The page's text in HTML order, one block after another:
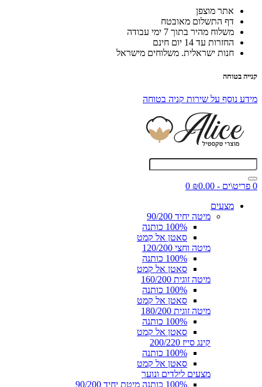
אתר מוצפן
דף התשלום מאובטח
משלוח מהיר בתוך 7 ימי עבודה
החזרות עד 14 יום חינם
חנות ישראלית. משלוחים מישראל
קנייה בטוחה
מידע נוסף על שירות קניה בטוחה
0 פריט\ים - ₪0.00
0
מצעים
מיטה יחיד 90/200
100% כותנה
סאטן אל קמט
מיטה וחצי 120/200
100% כותנה
סאטן אל קמט
מיטה זוגית 160/200
100% כותנה
סאטן אל קמט
מיטה זוגית 180/200
100% כותנה
סאטן אל קמט
קינג סייז 200/220
100% כותנה
סאטן אל קמט
מצעים לילדים ונוער
100% כותנה מיטת יחיד 90/200